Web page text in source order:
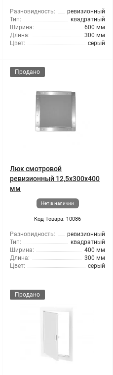
Разновидность:
ревизионный
Тип:
квадратный
Ширина:
600 мм
Длина:
300 мм
Цвет:
серый
Продано
Люк смотровой
ревизионный 12,5x300x400
мм
Нет в наличии
Код Товара: 10086
Разновидность:
ревизионный
Тип:
квадратный
Ширина:
400 мм
Длина:
300 мм
Цвет:
серый
Продано